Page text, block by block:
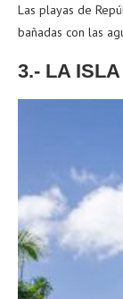
Las playas de
bañadas con las
3.- LA